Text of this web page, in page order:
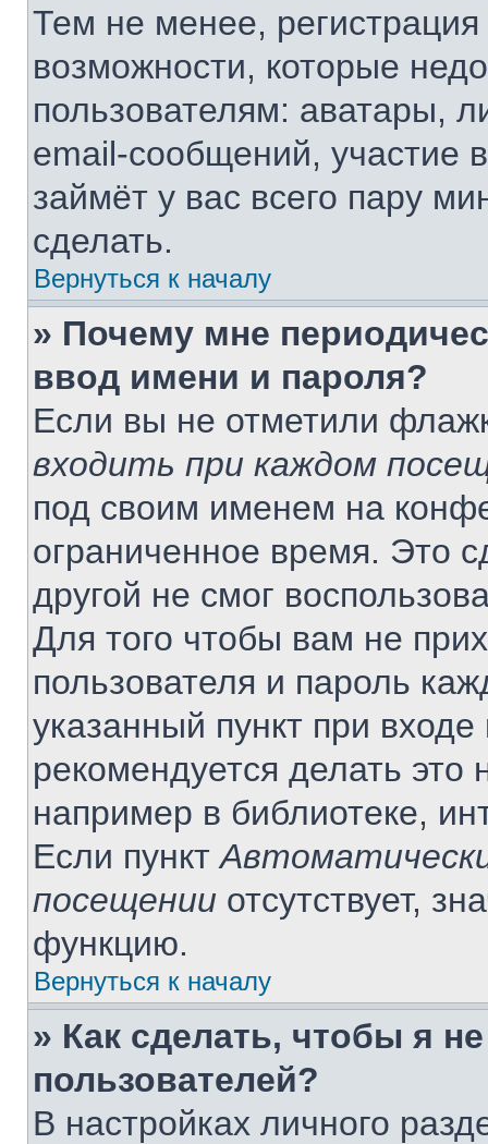
Тем не менее,
возможности, которые
пользователям: аватары,
email-сообщений, участие
займёт у вас всего пару
сделать.
Вернуться к началу
» Почему мне
ввод имени и пароля?
Если вы не отметили
входить при каждом
под своим именем на
ограниченное время. Это
другой не смог
Для того чтобы вам не
пользователя и пароль
указанный пункт при
рекомендуется делать
например в библиотеке,
Если пункт
посещении отсутствует,
функцию.
Вернуться к началу
» Как сделать, чтобы я
пользователей?
В настройках личного